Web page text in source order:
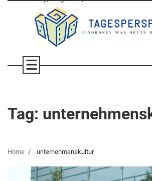
Tag:
Home unternehmenskultur